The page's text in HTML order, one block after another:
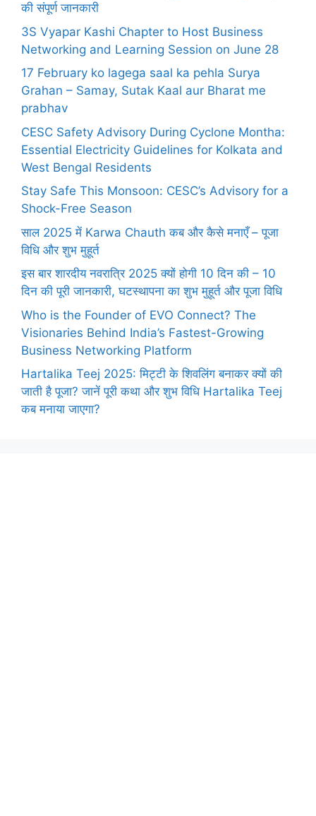
की संपूर्ण जानकारी
3S Vyapar Kashi Chapter to Host Business
Networking and Learning Session on June 28
17 February ko lagega saal ka pehla Surya
Grahan – Samay, Sutak Kaal aur Bharat me
prabhav
CESC Safety Advisory During Cyclone Montha:
Essential Electricity Guidelines for Kolkata and
West Bengal Residents
Stay Safe This Monsoon: CESC’s Advisory for a
Shock-Free Season
साल 2025 में Karwa Chauth कब और कैसे मनाएँ – पूजा
विधि और शुभ मुहूर्त
इस बार शारदीय नवरात्रि 2025 क्यों होगी 10 दिन की – 10
दिन की पूरी जानकारी, घटस्थापना का शुभ मुहूर्त और पूजा विधि
Who is the Founder of EVO Connect? The
Visionaries Behind India’s Fastest-Growing
Business Networking Platform
Hartalika Teej 2025: मिट्टी के शिवलिंग बनाकर क्यों की
जाती है पूजा? जानें पूरी कथा और शुभ विधि Hartalika Teej
कब मनाया जाएगा?